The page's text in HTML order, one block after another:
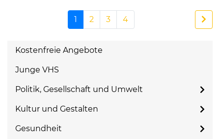
1 2 3 4
Kostenfreie Angebote
Junge VHS
Politik, Gesellschaft und Umwelt
Kultur und Gestalten
Gesundheit